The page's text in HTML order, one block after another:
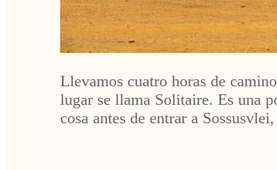
Llevamos cuatro horas de
lugar se llama Solitaire. Es una
cosa antes de entrar a